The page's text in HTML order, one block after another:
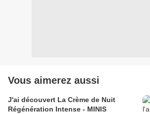
Vous aimerez aussi
J'ai découvert La Crème de Nuit
Régénération Intense - MINIS